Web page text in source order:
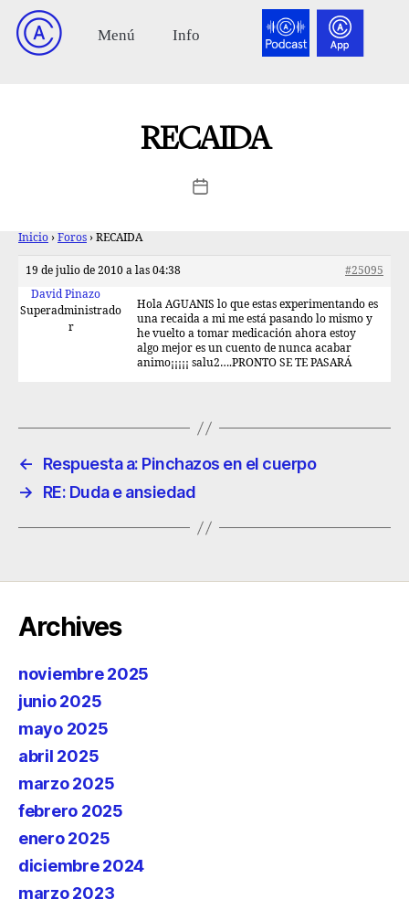
RECAIDA
Inicio › Foros › RECAIDA
19 de julio de 2010 a las 04:38
#25095
David Pinazo
Superadministrado
r
Hola AGUANIS lo que estas experimentando es
una recaida a mi me está pasando lo mismo y
he vuelto a tomar medicación ahora estoy
algo mejor es un cuento de nunca acabar
animo¡¡¡¡¡ salu2….PRONTO SE TE PASARÁ
←
Respuesta a: Pinchazos en el cuerpo
→
RE: Duda e ansiedad
Archives
noviembre 2025
junio 2025
mayo 2025
abril 2025
marzo 2025
febrero 2025
enero 2025
diciembre 2024
marzo 2023